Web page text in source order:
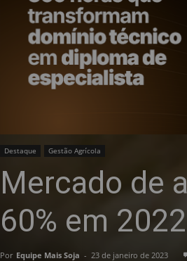
Destaque Gestão Agrícola
Mercado de
60% em 2022
Por Equipe Mais Soja - 23 de janeiro de 2023